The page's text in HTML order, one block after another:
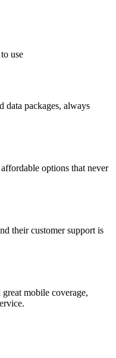
use
data packages, always
options that never
their customer support is
mobile coverage,